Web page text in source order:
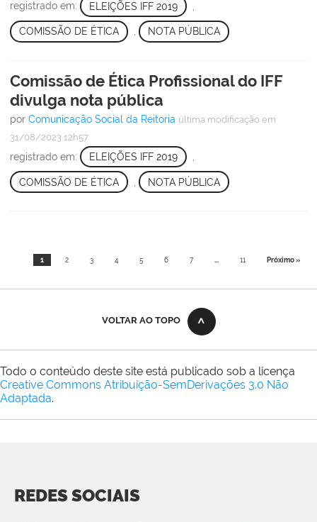
registrado em: ELEIÇÕES IFF 2019
COMISSÃO DE ÉTICA , NOTA PÚBLICA
Comissão de Ética Profissional do IFF
divulga nota pública
por Comunicação Social da Reitoria última modificação em
31/08/2023 12h57
registrado em: ELEIÇÕES IFF 2019
COMISSÃO DE ÉTICA NOTA PÚBLICA
1 2 3 4 5 6 7 ... 11 Próximo »
VOLTAR AO TOPO
Todo o conteúdo deste site está publicado sob a licença
Creative Commons Atribuição-SemDerivações 3.0 Não
Adaptada.
REDES SOCIAIS